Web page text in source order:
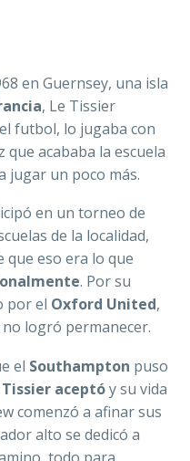
en Guernsey, una isla
, Le Tissier
futbol, lo jugaba con
que acababa la escuela
jugar un poco más.
en un torneo de
de la localidad,
que eso era lo que
. Por su
por el Oxford United,
logró permanecer.
el Southampton puso
Tissier aceptóy su vida
comenzó a afinar sus
alto se dedicó a